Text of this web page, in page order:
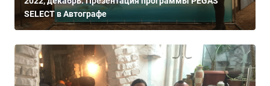
SELECT в Автографе